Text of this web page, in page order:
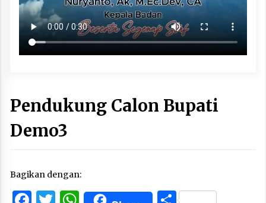
Pendukung Calon Bupati
Demo3
Bagikan dengan: